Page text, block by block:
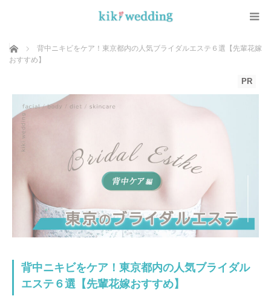
ホーム
背中ニキビをケア！東京都内の人気ブライダルエステ６選【先輩花嫁
おすすめ】
PR
背中ニキビをケア！東京都内の人気ブライダル
エステ６選【先輩花嫁おすすめ】